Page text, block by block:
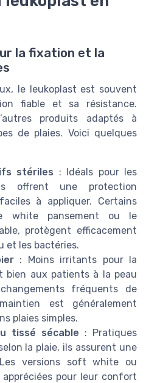
la fixation et la
le leukoplast est souvent
fiable et sa résistance.
produits adaptés à
de plaies. Voici quelques
stériles : Idéals pour les
offrent une protection
à appliquer. Certains
white pansement ou le
protègent efficacement
et les bactéries.
: Moins irritants pour la
bien aux patients à la peau
fréquents de
est généralement
plaies simples.
tissé sécable : Pratiques
la plaie, ils assurent une
versions soft white ou
pour leur confort